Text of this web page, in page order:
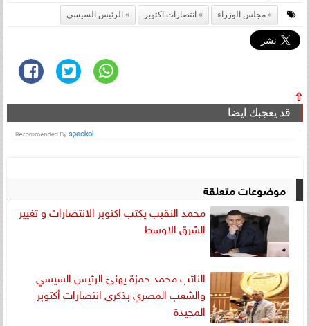
مجلس الوزراء انتصارات اكتوبر الرئيس السيسي
⇧
قد يعجبك ايضا
موضوعات متعلقة
محمد النقيب يكتب اكتوبر الانتصارات و تغيير
الشرق الاوسط
النائب محمد حمزة يهنئ الرئيس السيسي
والشعب المصري بذكرى انتصارات أكتوبر
المجيدة